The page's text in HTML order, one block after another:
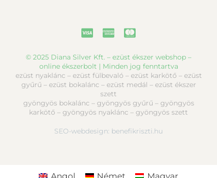
© 2025 Diana Silver Kft. – ezüst ékszer webshop –
online ékszerbolt | Minden jog fenntartva
ezüst nyaklánc – ezüst fülbevaló – ezüst karkötő – ezüst
gyűrű – ezüst bokalánc – ezüst medál – ezüst ékszer
szett
gyöngyös bokalánc – gyöngyös gyűrű – gyöngyös
karkötő – gyöngyös nyaklánc – gyöngyös szett
SEO-webdesign: benefikriszti.hu
Angol Német Magyar